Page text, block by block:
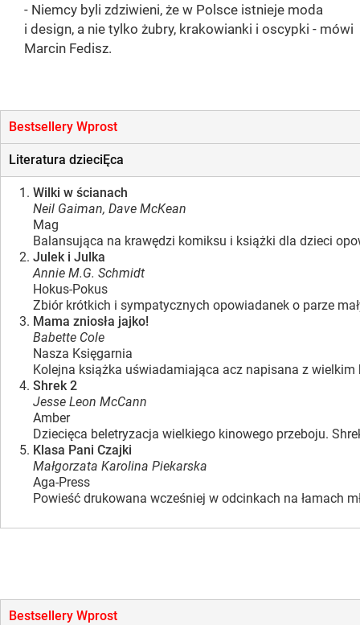
- Niemcy byli zdziwieni, że w Polsce istnieje moda
i design, a nie tylko żubry, krakowianki i oscypki - mówi
Marcin Fedisz.
Bestsellery Wprost
Literatura dzieciĘca
Wilki w ścianach
Neil Gaiman, Dave McKean
Mag
Balansująca na krawędzi komiksu i książki dla dzieci
Julek i Julka
Annie M.G. Schmidt
Hokus-Pokus
Zbiór krótkich i sympatycznych opowiadanek o parze
Mama zniosła jajko!
Babette Cole
Nasza Księgarnia
Kolejna książka uświadamiająca acz napisana z
Shrek 2
Jesse Leon McCann
Amber
Dziecięca beletryzacja wielkiego kinowego przeboju.
Klasa Pani Czajki
Małgorzata Karolina Piekarska
Aga-Press
Powieść drukowana wcześniej w odcinkach na łamach
Bestsellery Wprost